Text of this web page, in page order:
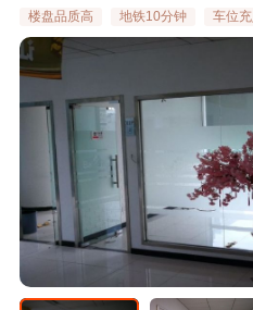
楼盘品质高 地铁10分钟 车位充